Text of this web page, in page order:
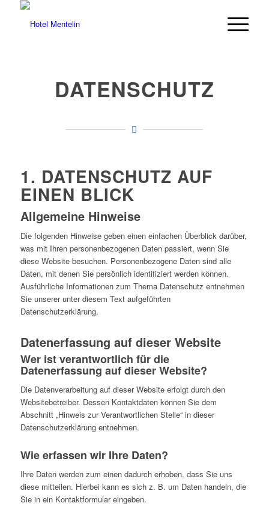
DATENSCHUTZ
1. DATENSCHUTZ AUF
EINEN BLICK
Allgemeine Hinweise
Die folgenden Hinweise geben einen einfachen Überblick darüber,
was mit Ihren personenbezogenen Daten passiert, wenn Sie
diese Website besuchen. Personenbezogene Daten sind alle
Daten, mit denen Sie persönlich identifiziert werden können.
Ausführliche Informationen zum Thema Datenschutz entnehmen
Sie unserer unter diesem Text aufgeführten
Datenschutzerklärung.
Datenerfassung auf dieser Website
Wer ist verantwortlich für die
Datenerfassung auf dieser Website?
Die Datenverarbeitung auf dieser Website erfolgt durch den
Websitebetreiber. Dessen Kontaktdaten können Sie dem
Abschnitt „Hinweis zur Verantwortlichen Stelle“ in dieser
Datenschutzerklärung entnehmen.
Wie erfassen wir Ihre Daten?
Ihre Daten werden zum einen dadurch erhoben, dass Sie uns
diese mitteilen. Hierbei kann es sich z. B. um Daten handeln, die
Sie in ein Kontaktformular eingeben.